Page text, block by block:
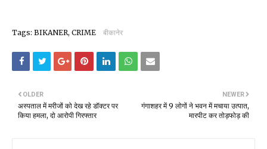
Tags: BIKANER, CRIME बीकानेर
NEWER
गंगाशहर में 9 लोगों ने भवन में मचाया उत्पात,
मारपीट कर तोड़फोड़ की
OLDER
अस्पताल में मरीजों को देख रहे डॉक्टर पर
किया हमला, दो आरोपी गिरफ्तार